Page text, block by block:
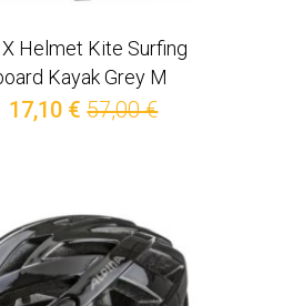
Helmet Kite Surfing
Kayak Grey M
17,10 € 57,00 €